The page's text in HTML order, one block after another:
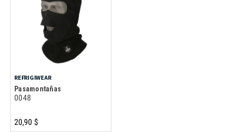
REFRIGIWEAR
Pasamontañas
0048
20,90 $